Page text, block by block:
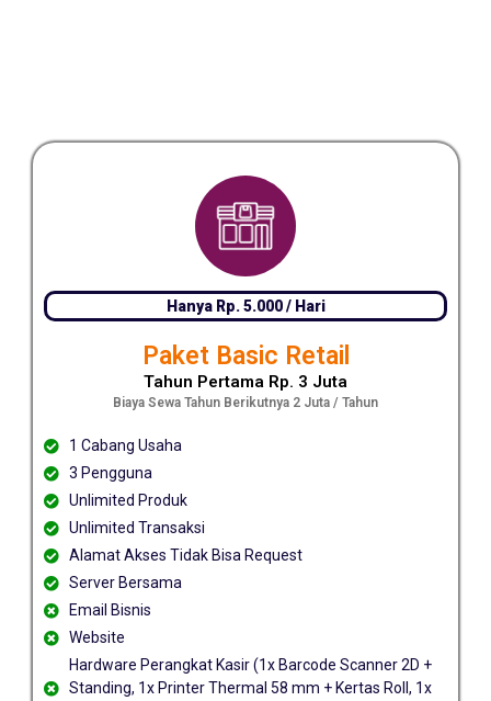
Hanya Rp. 5.000 / Hari
Paket Basic Retail
Tahun Pertama Rp. 3 Juta
Biaya Sewa Tahun Berikutnya 2 Juta / Tahun
1 Cabang Usaha
3 Pengguna
Unlimited Produk
Unlimited Transaksi
Alamat Akses Tidak Bisa Request
Server Bersama
Email Bisnis
Website
Hardware Perangkat Kasir (1x Barcode Scanner 2D +
Standing, 1x Printer Thermal 58 mm + Kertas Roll, 1x